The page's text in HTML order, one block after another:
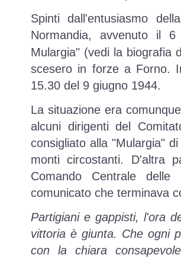
Spinti dall'entusiasmo
Normandia, avvenuto il
Mulargia" (vedi la biografia
scesero in forze a Forno.
15.30 del 9 giugno 1944.
La situazione era
alcuni dirigenti del
consigliato alla "Mulargia"
monti circostanti. D'altra
Comando Centrale
comunicato che terminava
Partigiani e gappisti, l'ora
vittoria è giunta. Che ogni
con la chiara